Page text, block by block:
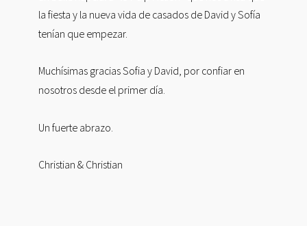
la fiesta y la nueva vida de casados de David y Sofía
tenían que empezar.
Muchísimas gracias Sofia y David, por confiar en
nosotros desde el primer día.
Un fuerte abrazo.
Christian & Christian